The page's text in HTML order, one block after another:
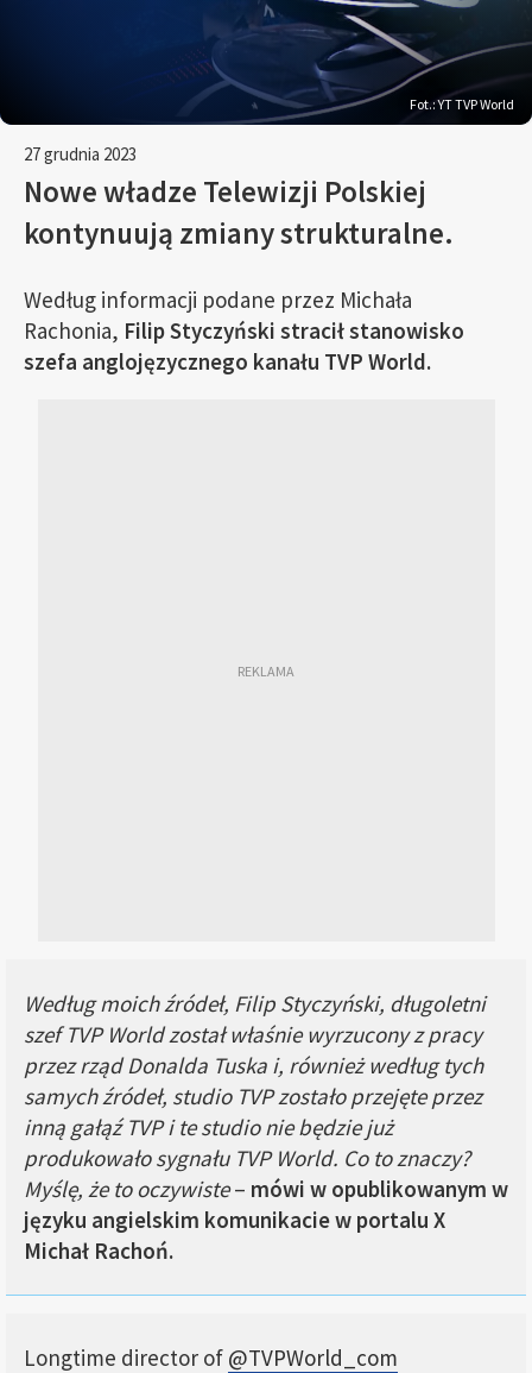
Fot.: YT TVP World
27 grudnia 2023
Nowe władze Telewizji Polskiej
kontynuują zmiany strukturalne.
Według informacji podane przez Michała
Rachonia, Filip Styczyński stracił stanowisko
szefa anglojęzycznego kanału TVP World.
Według moich źródeł, Filip Styczyński, długoletni
szef TVP World został właśnie wyrzucony z pracy
przez rząd Donalda Tuska i, również według tych
samych źródeł, studio TVP zostało przejęte przez
inną gałąź TVP i te studio nie będzie już
produkowało sygnału TVP World. Co to znaczy?
Myślę, że to oczywiste– mówi w opublikowanym w
języku angielskim komunikacie w portalu X
Michał Rachoń.
Longtime director of @TVPWorld_com